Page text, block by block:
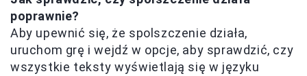
poprawnie?
Aby upewnić się, że spolszczenie działa,
uruchom grę i wejdź w opcje, aby sprawdzić, czy
wszystkie teksty wyświetlają się w języku